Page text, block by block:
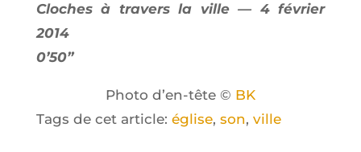
Cloches à tra­vers la ville — 4 février
2014
0’50”
Pho­to d’en-tête © BK
Tags de cet article: église, son, ville